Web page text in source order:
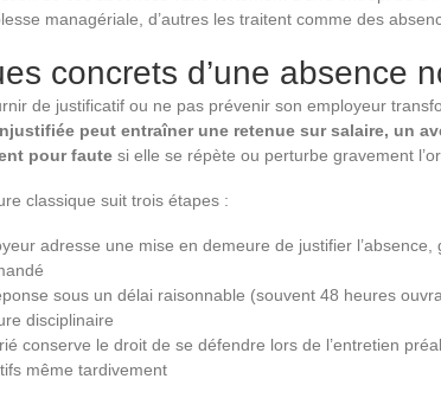
managériale, d’autres les traitent comme des
concrets d’une absence
de justificatif ou ne pas prévenir son employeur
peut entraîner une retenue sur salaire, un
pour faute si elle se répète ou perturbe gravement
classique suit trois étapes :
adresse une mise en demeure de justifier
sous un délai raisonnable (souvent 48 heures
disciplinaire
conserve le droit de se défendre lors de l’entretien
même tardivement